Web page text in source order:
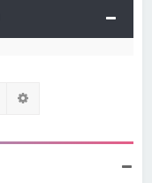
Rechercher